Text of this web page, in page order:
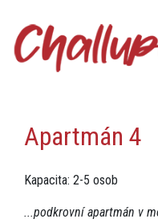
Ubytování
Apartmán 4
Kapacita: 2-5 osob
...podkrovní apartmán v